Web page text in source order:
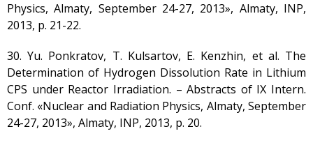
Physics, Almaty, September 24-27, 2013», Almaty, INP,
2013, p. 21-22.
30. Yu. Ponkratov, T. Kulsartov, E. Kenzhin, et al. The
Determination of Hydrogen Dissolution Rate in Lithium
CPS under Reactor Irradiation. – Abstracts of IX Intern.
Conf. «Nuclear and Radiation Physics, Almaty, September
24-27, 2013», Almaty, INP, 2013, p. 20.